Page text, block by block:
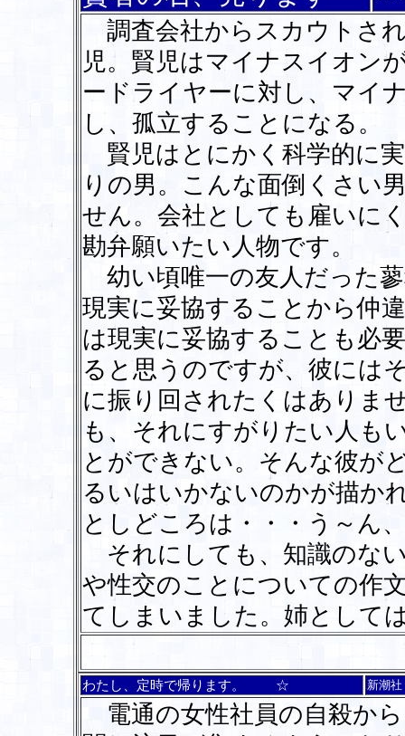
調査会社からスカウトさ
児。賢児はマイナスイオン
ードライヤーに対し、マイ
し、孤立することになる。
賢児はとにかく科学的に
りの男。こんな面倒くさい
せん。会社としても雇いに
勘弁願いたい人物です。
幼い頃唯一の友人だった
現実に妥協することから仲
は現実に妥協することも必
ると思うのですが、彼には
に振り回されたくはありま
も、それにすがりたい人も
とができない。そんな彼が
るいはいかないのかが描か
としどころは・・・う～ん
それにしても、知識のな
や性交のことについての作
てしまいました。姉として
わたし、定時で帰ります。 ☆ 新潮社
電通の女性社員の自殺か